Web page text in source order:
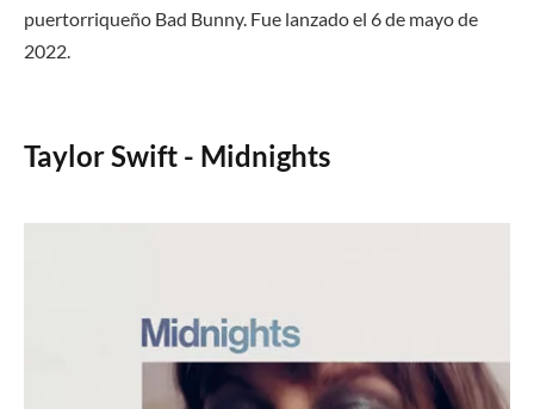
puertorriqueño Bad Bunny. Fue lanzado el 6 de mayo de
2022.
Taylor Swift - Midnights